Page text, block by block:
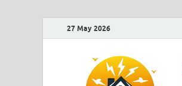
27 May 2026